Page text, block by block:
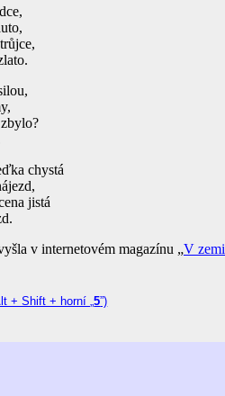
chystá
jistá
v internetovém magazínu „V zemi
+ Shift + horní „5”)